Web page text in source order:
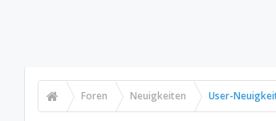
Foren Neuigkeiten User-